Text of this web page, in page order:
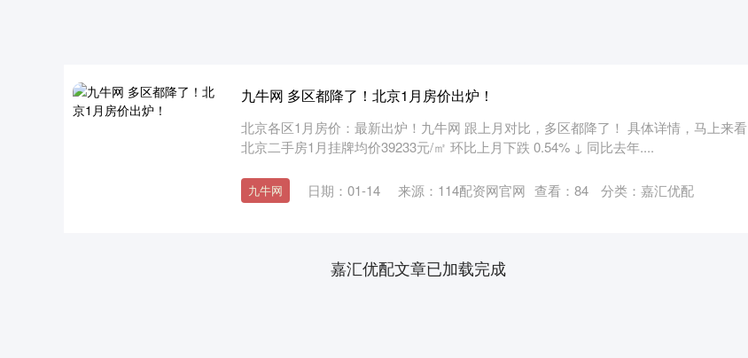
九牛网 多区都降了！北京1月房价出炉！
北京各区1月房价：最新出炉！九牛网 跟上月对比，多区都降了！ 具体详情，马上来看
北京二手房1月挂牌均价39233元/㎡ 环比上月下跌 0.54% ↓ 同比去年....
九牛网 日期：01-14 来源：114配资网官网 查看： 84 分类： 嘉汇优配
嘉汇优配文章已加载完成